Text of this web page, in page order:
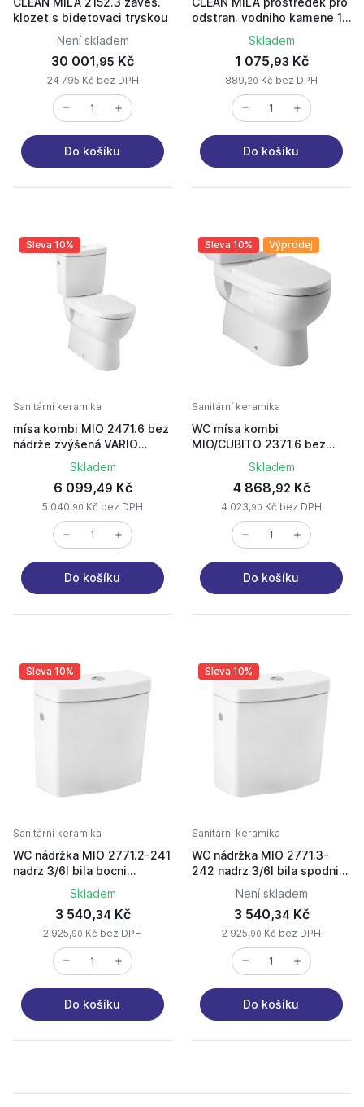
klozet s bidetovaci tryskou
Není skladem
30 001,95 Kč
24 795 Kč bez DPH
Do košíku
odstran. vodniho kamene 1
Skladem
1 075,93 Kč
889,20 Kč bez DPH
Do košíku
Sleva 10%
Sanitární keramika
mísa kombi MIO 2471.6 bez
nádrže zvýšená VARIO
Skladem
6 099,49 Kč
5 040,90 Kč bez DPH
Do košíku
Sleva 10% Výprodej
Sanitární keramika
WC mísa kombi
MIO/CUBITO 2371.6 bez
nádrže VARIO odpad
Skladem
4 868,92 Kč
4 023,90 Kč bez DPH
Do košíku
Sleva 10%
Sanitární keramika
WC nádržka MIO 2771.2-241
nadrz 3/6l bila bocni
napousteni
Skladem
3 540,34 Kč
2 925,90 Kč bez DPH
Do košíku
Sleva 10%
Sanitární keramika
WC nádržka MIO 2771.3-
242 nadrz 3/6l bila spodni
napousteni
Není skladem
3 540,34 Kč
2 925,90 Kč bez DPH
Do košíku